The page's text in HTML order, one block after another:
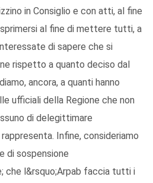
in Consiglio e con atti, al fine
al fine di mettere tutti, a
di sapere che si
rispetto a quanto deciso dal
ancora, a quanti hanno
ufficiali della Regione che non
di delegittimare
Infine, consideriamo
di sospensione
che l&rsquo;Arpab faccia tutti i